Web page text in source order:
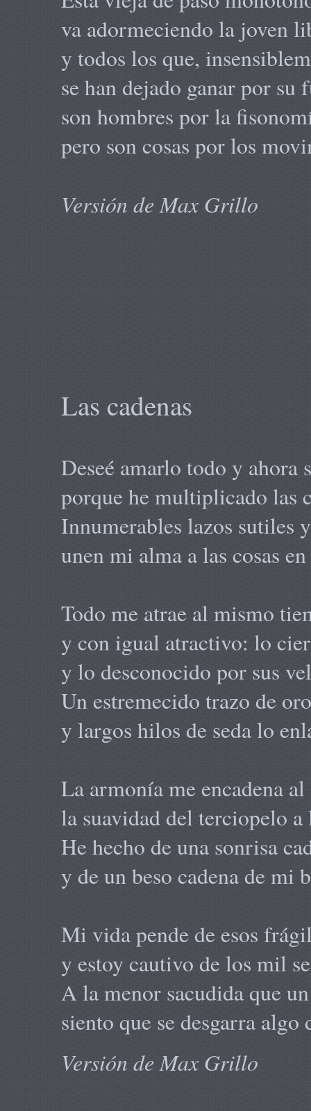
va adormeciendo la joven
y todos los que,
se han dejado ganar por su
son hombres por la
pero son cosas por los
Versión de Max Grillo
Las cadenas
Deseé amarlo todo y ahora
porque he multiplicado las
Innumerables lazos sutiles
unen mi alma a las cosas
Todo me atrae al mismo
y con igual atractivo: lo
y lo desconocido por sus
Un estremecido trazo de
y largos hilos de seda lo
La armonía me encadena
la suavidad del terciopelo a
He hecho de una sonrisa
y de un beso cadena de mi
Mi vida pende de esos
y estoy cautivo de los mil
A la menor sacudida que
siento que se desgarra
Versión de Max Grillo